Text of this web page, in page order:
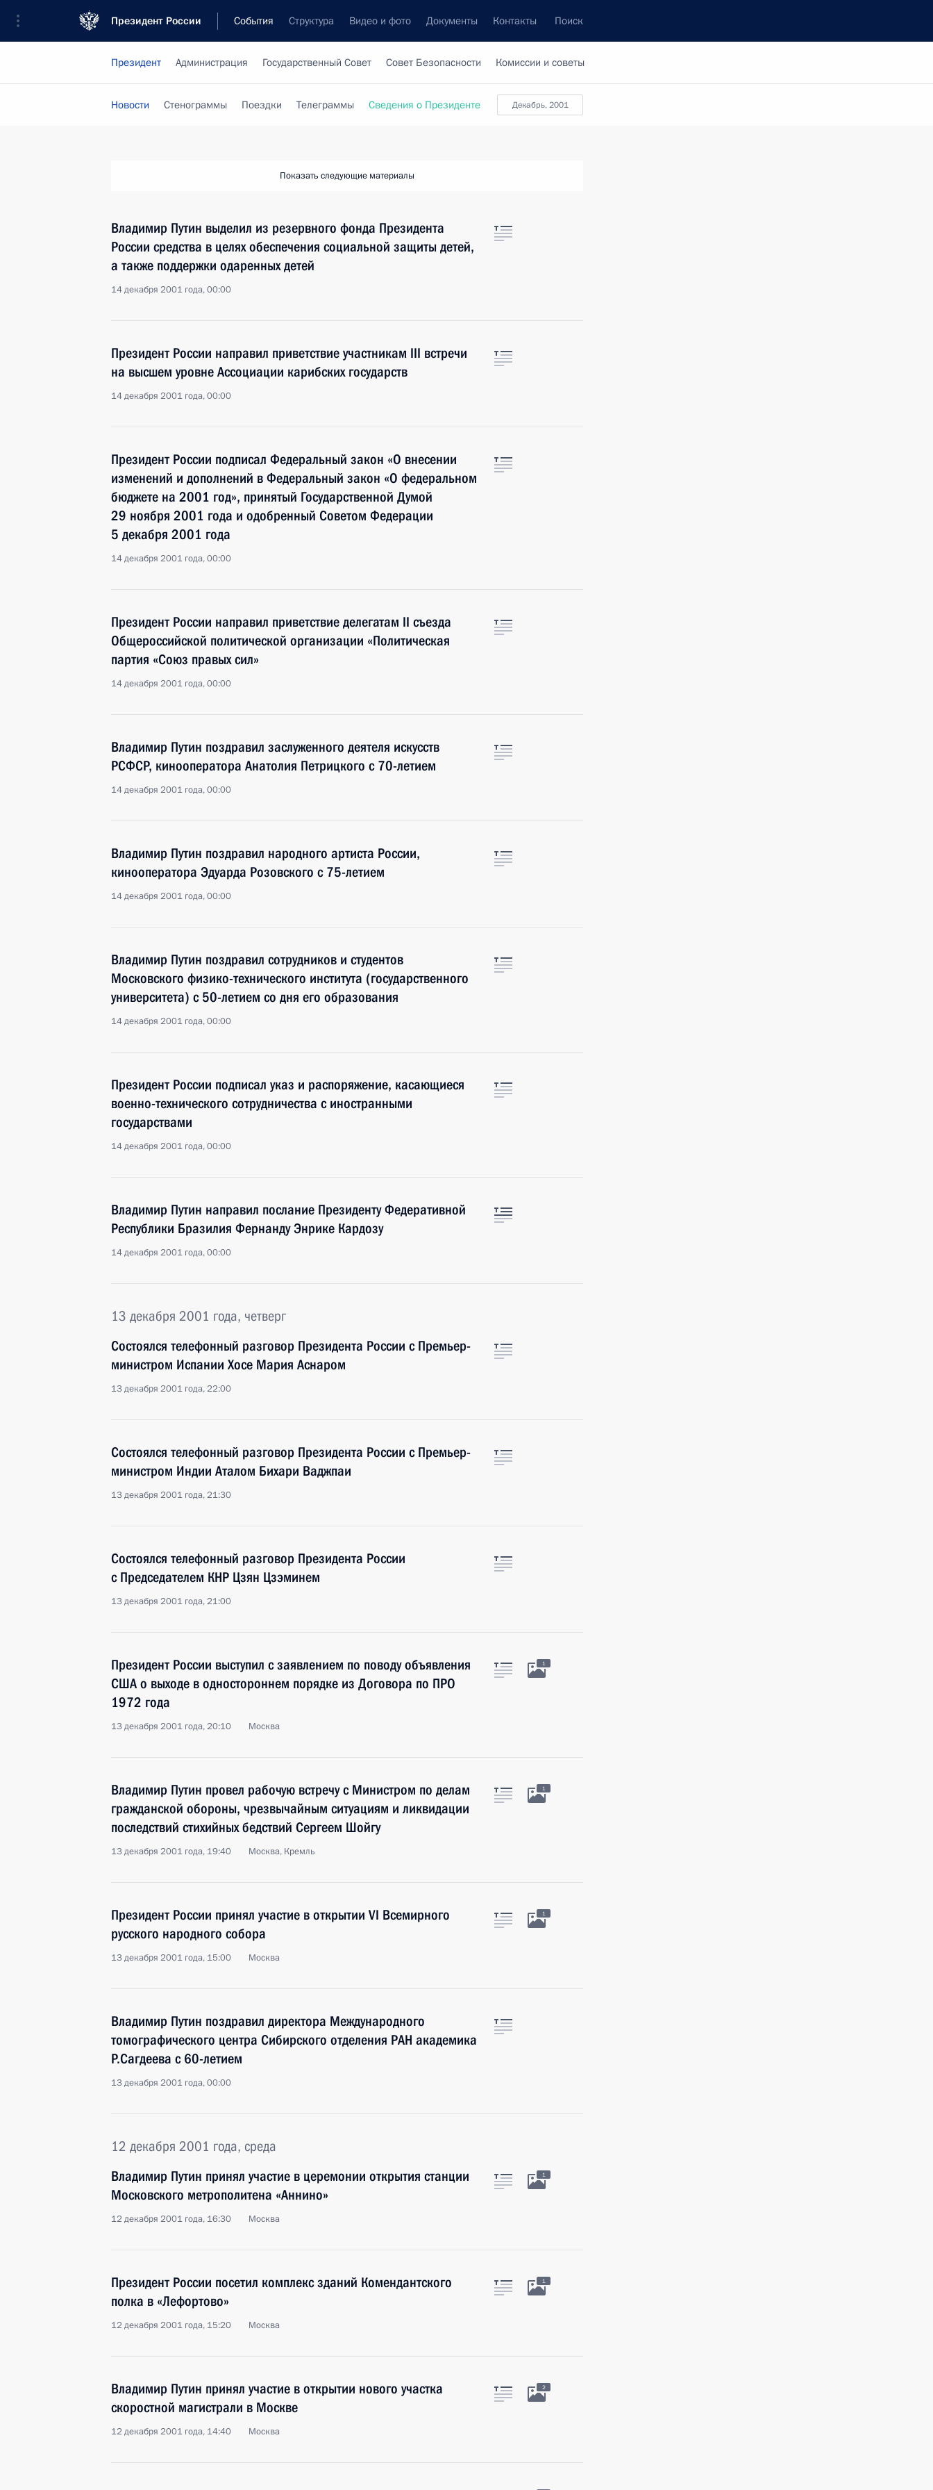
Президент России События Структура Видео и фото Документы Контакты Поиск
Президент Администрация Государственный Совет Совет Безопасности Комиссии и советы
декабрь, 2001
Новости Стенограммы Поездки Телеграммы Сведения о Президенте
Показать следующие материалы
Владимир Путин выделил из резервного фонда Президента
России средства в целях обеспечения социальной защиты детей,
а также поддержки одаренных детей
14 декабря 2001 года, 00:00
Президент России направил приветствие участникам III встречи
на высшем уровне Ассоциации карибских государств
14 декабря 2001 года, 00:00
Президент России подписал Федеральный закон «О внесении
изменений и дополнений в Федеральный закон «О федеральном
бюджете на 2001 год», принятый Государственной Думой
29 ноября 2001 года и одобренный Советом Федерации
5 декабря 2001 года
14 декабря 2001 года, 00:00
Президент России направил приветствие делегатам II съезда
Общероссийской политической организации «Политическая
партия «Союз правых сил»
14 декабря 2001 года, 00:00
Владимир Путин поздравил заслуженного деятеля искусств
РСФСР, кинооператора Анатолия Петрицкого с 70-летием
14 декабря 2001 года, 00:00
Владимир Путин поздравил народного артиста России,
кинооператора Эдуарда Розовского с 75-летием
14 декабря 2001 года, 00:00
Владимир Путин поздравил сотрудников и студентов
Московского физико-технического института (государственного
университета) с 50-летием со дня его образования
14 декабря 2001 года, 00:00
Президент России подписал указ и распоряжение, касающиеся
военно-технического сотрудничества с иностранными
государствами
14 декабря 2001 года, 00:00
Владимир Путин направил послание Президенту Федеративной
Республики Бразилия Фернанду Энрике Кардозу
14 декабря 2001 года, 00:00
13 декабря 2001 года, четверг
Состоялся телефонный разговор Президента России с Премьер-
министром Испании Хосе Мария Аснаром
13 декабря 2001 года, 22:00
Состоялся телефонный разговор Президента России с Премьер-
министром Индии Аталом Бихари Ваджпаи
13 декабря 2001 года, 21:30
Состоялся телефонный разговор Президента России
с Председателем КНР Цзян Цзэминем
13 декабря 2001 года, 21:00
Президент России выступил с заявлением по поводу объявления
США о выходе в одностороннем порядке из Договора по ПРО
1972 года
13 декабря 2001 года, 20:10 Москва
1
Владимир Путин провел рабочую встречу с Министром по делам
гражданской обороны, чрезвычайным ситуациям и ликвидации
последствий стихийных бедствий Сергеем Шойгу
13 декабря 2001 года, 19:40 Москва, Кремль
1
Президент России принял участие в открытии VI Всемирного
русского народного собора
13 декабря 2001 года, 15:00 Москва
1
Владимир Путин поздравил директора Международного
томографического центра Сибирского отделения РАН академика
Р.Сагдеева с 60-летием
13 декабря 2001 года, 00:00
12 декабря 2001 года, среда
Владимир Путин принял участие в церемонии открытия станции
Московского метрополитена «Аннино»
12 декабря 2001 года, 16:30 Москва
1
Президент России посетил комплекс зданий Комендантского
полка в «Лефортово»
12 декабря 2001 года, 15:20 Москва
1
Владимир Путин принял участие в открытии нового участка
скоростной магистрали в Москве
12 декабря 2001 года, 14:40 Москва
2